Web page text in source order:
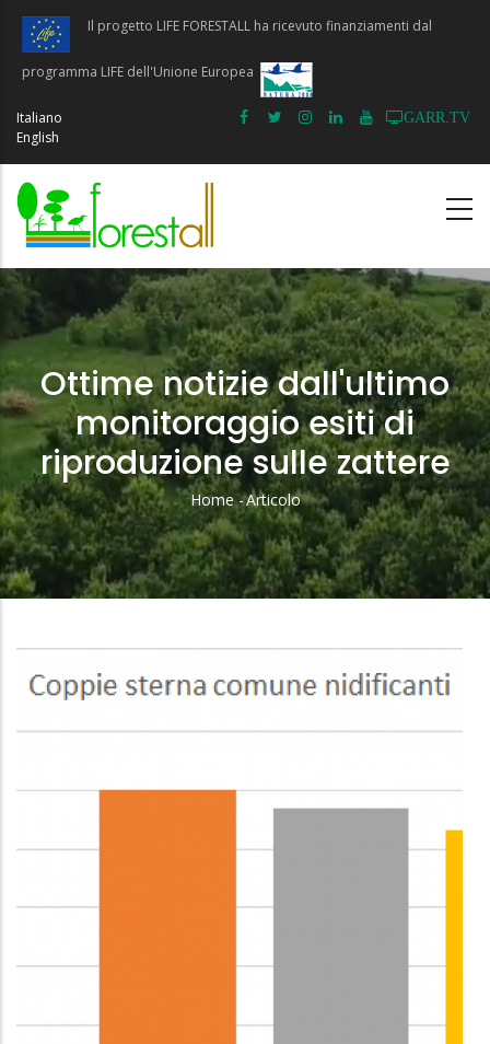
Salta
contenuto
principale
Il progetto LIFE FORESTALL ha ricevuto finanziamenti dal
programma LIFE dell'Unione Europea
GARR.TV
Italiano
English
Ottime notizie dall'ultimo
monitoraggio esiti di
riproduzione sulle zattere
Briciole
Di
Pane
Home -Articolo